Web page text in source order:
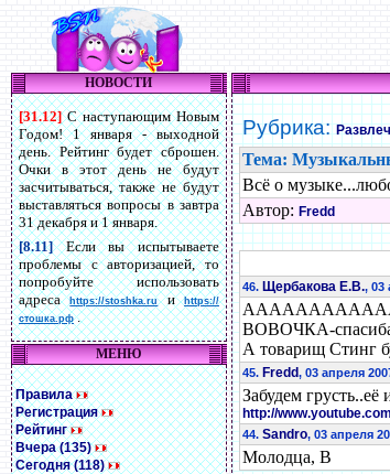
НОВОСТИ
[31.12]С наступающим Новым
Годом! 1 января - выходной
день. Рейтинг будет сброшен.
Очки в этот день не будут
засчитываться, также не будут
выставляться вопросы в завтра
31 декабря и 1 января.
[8.11]Если вы испытываете
проблемы с авторизацией, то
попробуйте использовать
адресаhttps://stoshka.ruиhttps://
стошка.рф.
МЕНЮ
Правила
Регистрация
Рейтинг
Вчера (135)
Сегодня (118)
Рубрика:
Тема:
Всё о
Автор: Fredd
46. Щербакова Е.В., 03
ВОВОЧКА-
А товарищ Стинг
45. Fredd, 03 апреля
Забудем
http://
44. Sandro, 03 апреля
Молодца, В